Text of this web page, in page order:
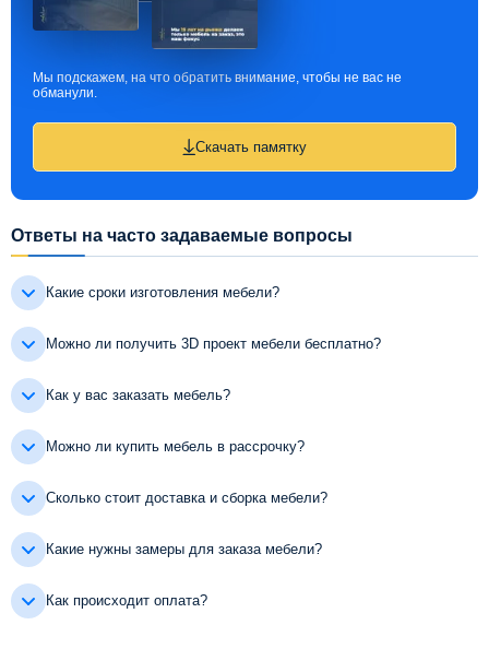
Мы подскажем, на что обратить внимание, чтобы не вас не
обманули.
Скачать памятку
Ответы на часто задаваемые вопросы
Какие сроки изготовления мебели?
Можно ли получить 3D проект мебели бесплатно?
Как у вас заказать мебель?
Можно ли купить мебель в рассрочку?
Сколько стоит доставка и сборка мебели?
Какие нужны замеры для заказа мебели?
Как происходит оплата?